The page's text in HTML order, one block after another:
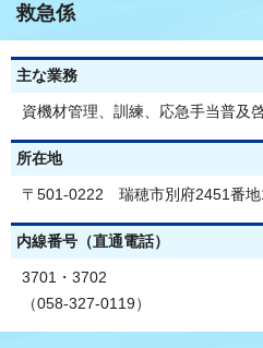
救急係
主な業務
資機材管理、訓練、応急手当普及
所在地
〒501-0222 瑞穂市別府2451番地
内線番号（直通電話）
3701・3702
（058-327-0119）